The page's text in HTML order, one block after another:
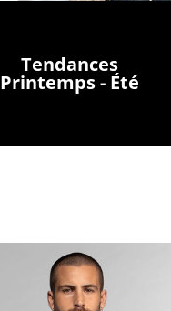
Tendances
Printemps - Été